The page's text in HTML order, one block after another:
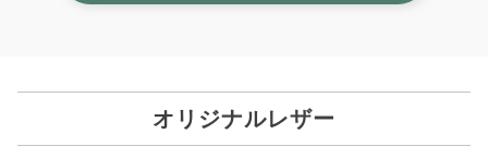
オリジナルレザー